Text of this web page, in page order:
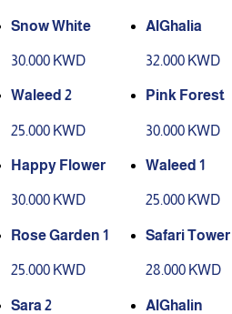
Snow White
30.000 KWD
AlGhalia
32.000 KWD
Waleed 2
25.000 KWD
Pink Forest
30.000 KWD
Happy Flower
30.000 KWD
Waleed 1
25.000 KWD
Rose Garden 1
25.000 KWD
Safari Tower
28.000 KWD
Sara 2 AlGhalin